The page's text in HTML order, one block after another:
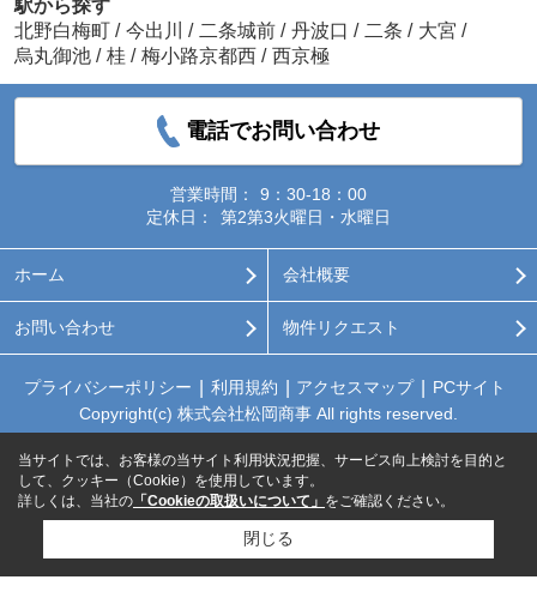
駅から探す
北野白梅町 / 今出川 / 二条城前 / 丹波口 / 二条 / 大宮 /
烏丸御池 / 桂 / 梅小路京都西 / 西京極
電話でお問い合わせ
営業時間：
9：30-18：00
定休日：
第2第3火曜日・水曜日
ホーム 会社概要
お問い合わせ 物件リクエスト
プライバシーポリシー 利用規約 アクセスマップ
PCサイト
Copyright(c) 株式会社松岡商事 All rights reserved.
当サイトでは、お客様の当サイト利用状況把握、サービス向上検討を目的と
して、クッキー（Cookie）を使用しています。
詳しくは、当社の 「Cookieの取扱いについて」 をご確認ください。
閉じる